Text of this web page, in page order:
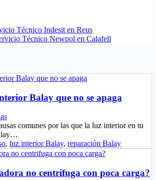
Técnico Indesit en Reus
Técnico Newpol en Calafell
Balay que no se apaga
comunes por las que la luz interior en tu
, luz interior Balay, reparación Balay
no centrifuga con poca carga?